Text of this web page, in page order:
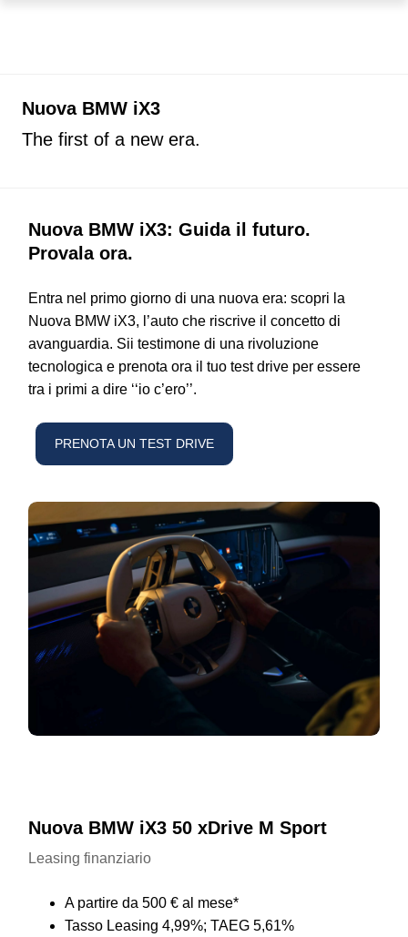
Nuova BMW iX3
The first of a new era.
Nuova BMW iX3: Guida il futuro.
Provala ora.
Entra nel primo giorno di una nuova era: scopri la
Nuova BMW iX3, l’auto che riscrive il concetto di
avanguardia. Sii testimone di una rivoluzione
tecnologica e prenota ora il tuo test drive per essere
tra i primi a dire ‘‘io c’ero’’.
PRENOTA UN TEST DRIVE
Nuova BMW iX3 50 xDrive M Sport
Leasing finanziario
A partire da 500 € al mese*
Tasso Leasing 4,99%; TAEG 5,61%